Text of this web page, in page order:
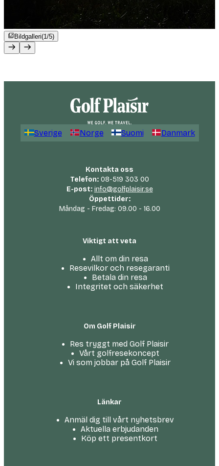
Bildgalleri(1/5)
Sverige Norge Suomi Danmark
Kontakta oss
Telefon:08-519 303 00
E-post: info@golfplaisir.se
Öppettider:
Måndag - Fredag: 09.00 - 16.00
Viktigt att veta
Allt om din resa
Resevilkor och resegaranti
Betala din resa
Integritet och säkerhet
Om Golf Plaisir
Res tryggt med Golf Plaisir
Vårt golfresekoncept
Vi som jobbar på Golf Plaisir
Länkar
Anmäl dig till vårt nyhetsbrev
Aktuella erbjudanden
Köp ett presentkort